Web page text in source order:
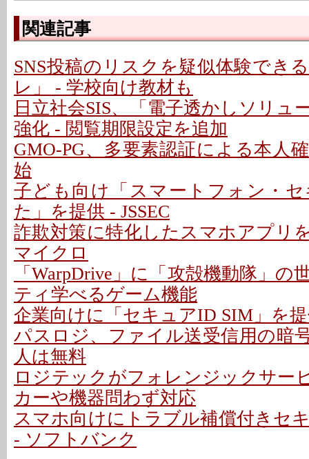
関連記事
SNS投稿のリスクを疑似体験でき
レ」 - 学校向け教材も
日立社会SIS、「電子透かしソリュ
強化 - 閲覧期限設定を追加
GMO-PG、多要素認証による本人
始
子ども向け「スマートフォン・
た」を提供 - JSSEC
詐欺対策に特化したスマホアプリ
マイクロ
「WarpDrive」に「攻殻機動隊」の
ティ学べるゲーム機能
企業向けに「セキュアID SIM」を
パスロジ、ファイル送受信用の暗
人は無料
ロジテックがフォレンジックサー
カーや機器問わず対応
スマホ向けにトラブル補償付きセ
- ソフトバンク